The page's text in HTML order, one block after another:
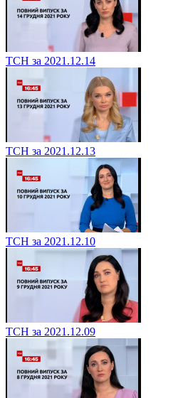
ТСН за 2021.12.14
ТСН за 2021.12.13
ТСН за 2021.12.10
ТСН за 2021.12.09